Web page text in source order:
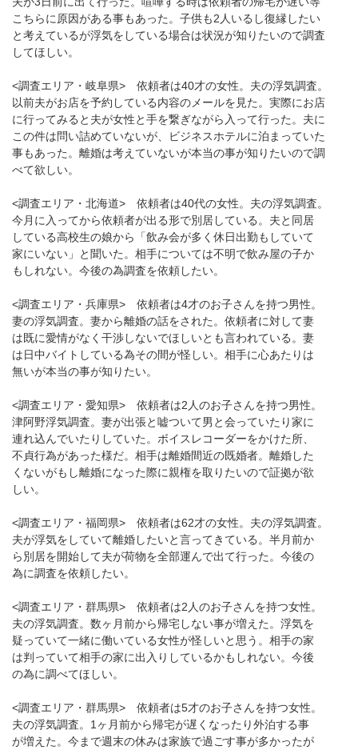
こちらに原因がある事もあった。子供も2人いるし復縁したい
と考えているが浮気をしている場合は状況が知りたいので調査
してほしい。
<調査エリア・岐阜県> 依頼者は40才の女性。夫の浮気調査。
以前夫がお店を予約している内容のメールを見た。実際にお店
に行ってみると夫が女性と手を繋ぎながら入って行った。夫に
この件は問い詰めていないが、ビジネスホテルに泊まっていた
事もあった。離婚は考えていないが本当の事が知りたいので調
べて欲しい。
<調査エリア・北海道> 依頼者は40代の女性。夫の浮気調査。
今月に入ってから依頼者が出る形で別居している。夫と同居
している高校生の娘から「飲み会が多く休日出勤もしていて
家にいない」と聞いた。相手については不明で飲み屋の子か
もしれない。今後の為調査を依頼したい。
<調査エリア・兵庫県> 依頼者は4才のお子さんを持つ男性。
妻の浮気調査。妻から離婚の話をされた。依頼者に対して妻
は既に愛情がなく干渉しないでほしいとも言われている。妻
は日中バイトしている為その間が怪しい。相手に心あたりは
無いが本当の事が知りたい。
<調査エリア・愛知県> 依頼者は2人のお子さんを持つ男性。
津阿野浮気調査。妻が出張と嘘ついて男と会っていたり家に
連れ込んでいたりしていた。ボイスレコーダーをかけた所、
不貞行為があった様だ。相手は離婚間近の既婚者。離婚した
くないがもし離婚になった際に親権を取りたいので証拠が欲
しい。
<調査エリア・福岡県> 依頼者は62才の女性。夫の浮気調査。
夫が浮気をしていて離婚したいと言ってきている。半月前か
ら別居を開始して夫が荷物を全部運んで出て行った。今後の
為に調査を依頼したい。
<調査エリア・群馬県> 依頼者は2人のお子さんを持つ女性。
夫の浮気調査。数ヶ月前から帰宅しない事が増えた。浮気を
疑っていて一緒に働いている女性が怪しいと思う。相手の家
は判っていて相手の家に出入りしているかもしれない。今後
の為に調べてほしい。
<調査エリア・群馬県> 依頼者は5才のお子さんを持つ女性。
夫の浮気調査。1ヶ月前から帰宅が遅くなったり外泊する事
が増えた。今まで週末の休みは家族で過ごす事が多かったが